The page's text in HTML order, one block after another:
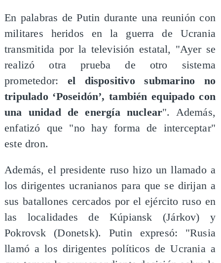
En palabras de Putin durante una reunión con
militares heridos en la guerra de Ucrania
transmitida por la televisión estatal, "Ayer se
realizó otra prueba de otro sistema
prometedor: el dispositivo submarino no
tripulado ‘Poseidón’, también equipado con
una unidad de energía nuclear". Además,
enfatizó que "no hay forma de interceptar"
este dron.
Además, el presidente ruso hizo un llamado a
los dirigentes ucranianos para que se dirijan a
sus batallones cercados por el ejército ruso en
las localidades de Kúpiansk (Járkov) y
Pokrovsk (Donetsk). Putin expresó: "Rusia
llamó a los dirigentes políticos de Ucrania a